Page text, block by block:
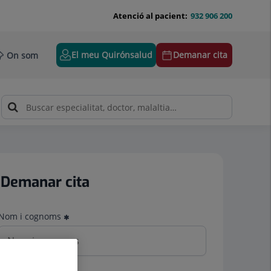
932 906 200
Atenció al pacient:
On som El meu Quirónsalud Demanar cita
Demanar cita
i cognoms